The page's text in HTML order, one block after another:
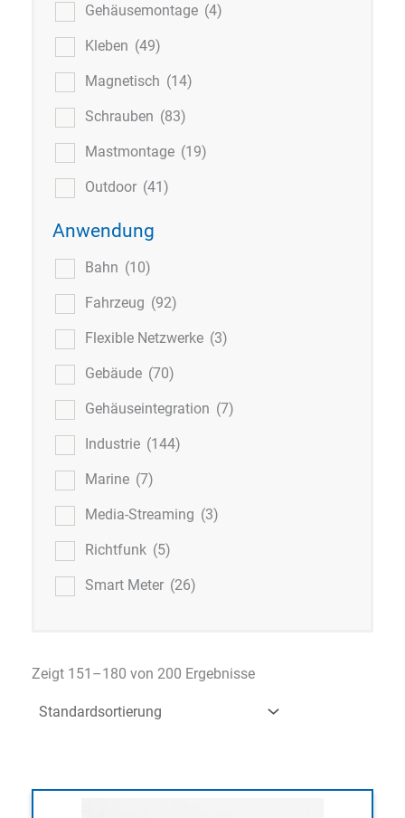
Gehäusemontage (4)
Kleben (49)
Magnetisch (14)
Schrauben (83)
Mastmontage (19)
Outdoor (41)
Anwendung
Bahn (10)
Fahrzeug (92)
Flexible Netzwerke (3)
Gebäude (70)
Gehäuseintegration (7)
Industrie (144)
Marine (7)
Media-Streaming (3)
Richtfunk (5)
Smart Meter (26)
Zeigt 151–180 von 200 Ergebnisse